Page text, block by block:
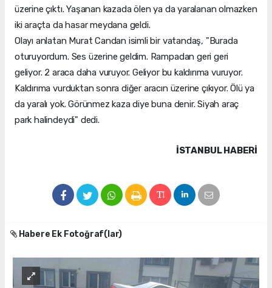
üzerine çıktı. Yaşanan kazada ölen ya da yaralanan olmazken
iki araçta da hasar meydana geldi.
Olayı anlatan Murat Candan isimli bir vatandaş, "Burada
oturuyordum. Ses üzerine geldim. Rampadan geri geri
geliyor. 2 araca daha vuruyor. Geliyor bu kaldırıma vuruyor.
Kaldırıma vurduktan sonra diğer aracın üzerine çıkıyor. Ölü ya
da yaralı yok. Görünmez kaza diye buna denir. Siyah araç
park halindeydi" dedi.
İSTANBUL HABERİ
Habere Ek Fotoğraf(lar)